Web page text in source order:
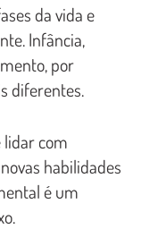
da vida e
Infância,
por
diferentes.
lidar com
habilidades
é um